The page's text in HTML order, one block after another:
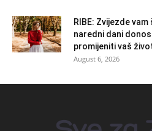
RIBE: Zvijezde
naredni dani
promijeniti vaš
August 6, 2026